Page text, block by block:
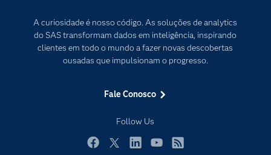
A curiosidade é nosso código. As soluções de analytics
do SAS transformam dados em inteligência, inspirando
clientes em todo o mundo a fazer novas descobertas
ousadas que impulsionam o progresso.
Fale Conosco
Follow Us
Documentação
PARA EDUCADORES
Empresa
Experimentar / Comprar
Indústrias
Transformação digital